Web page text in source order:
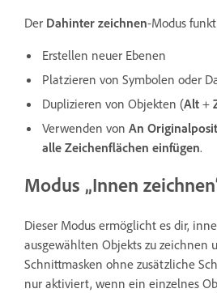
Der Dahinter zeichnen-Modus
Erstellen neuer Ebenen
Platzieren von Symbolen oder
Duplizieren von Objekten (Alt +
Verwenden von An
alle Zeichenflächen einfügen.
Modus „Innen
Dieser Modus ermöglicht es dir,
ausgewählten Objekts zu zeichnen
Schnittmasken ohne zusätzliche
nur aktiviert, wenn ein einzelnes